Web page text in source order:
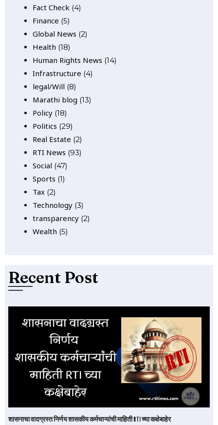
Fact Check (4)
Finance (5)
Global News (2)
Health (18)
Human Rights News (14)
Infrastructure (4)
legal/Will (8)
Marathi blog (13)
Policy (18)
Politics (29)
Real Estate (2)
RTI News (93)
Social (47)
Sports (1)
Tax (2)
Technology (3)
transparency (2)
Wealth (5)
Recent Post
शासनाचा वादग्रस्त निर्णय शासकीय कर्मचाऱ्यांची माहिती RTI च्या कक्षेबाहेर